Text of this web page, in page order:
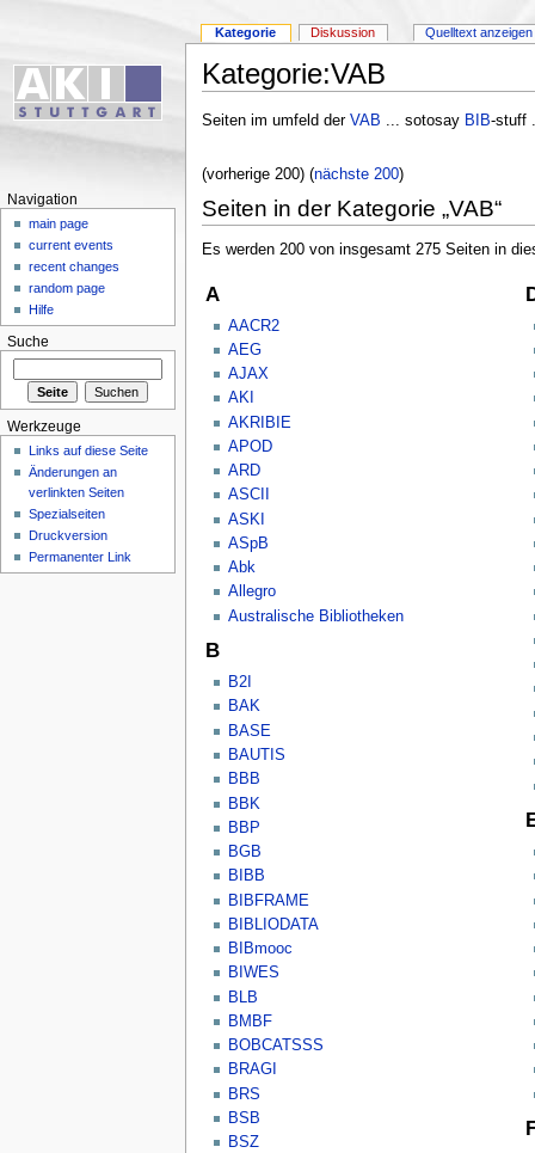
Kategorie:VAB
Seiten im umfeld der VAB ... sotosay BIB-stuff
(vorherige 200) (nächste 200)
Seiten in der Kategorie „VAB“
Es werden 200 von insgesamt 275 Seiten in
A
AACR2
AEG
AJAX
AKI
AKRIBIE
APOD
ARD
ASCII
ASKI
ASpB
Abk
Allegro
Australische Bibliotheken
B
B2I
BAK
BASE
BAUTIS
BBB
BBK
BBP
BGB
BIBB
BIBFRAME
BIBLIODATA
BIBmooc
BIWES
BLB
BMBF
BOBCATSSS
BRAGI
BRS
BSB
BSZ
Kategorie Diskussion Quelltext anzeigen
Navigation
main page
current events
recent changes
random page
Hilfe
Suche
Werkzeuge
Links auf diese Seite
Änderungen an
verlinkten Seiten
Spezialseiten
Druckversion
Permanenter Link